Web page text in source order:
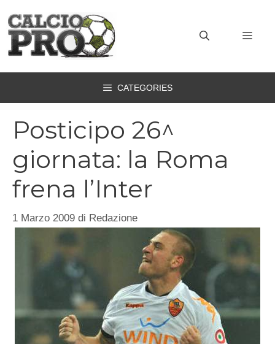
contenuto
CATEGORIES
Posticipo 26^
giornata: la Roma
frena l’Inter
1 Marzo 2009 di Redazione